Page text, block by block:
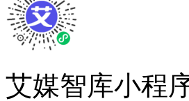
艾媒智库小程